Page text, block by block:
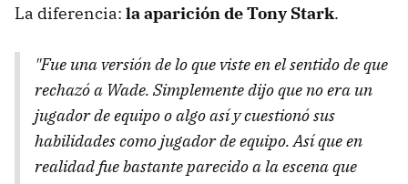
La diferencia: la aparición de Tony Stark.
"Fue una versión de lo que viste en el sentido de que
rechazó a Wade. Simplemente dijo que no era un
jugador de equipo o algo así y cuestionó sus
habilidades como jugador de equipo. Así que en
realidad fue bastante parecido a la escena que